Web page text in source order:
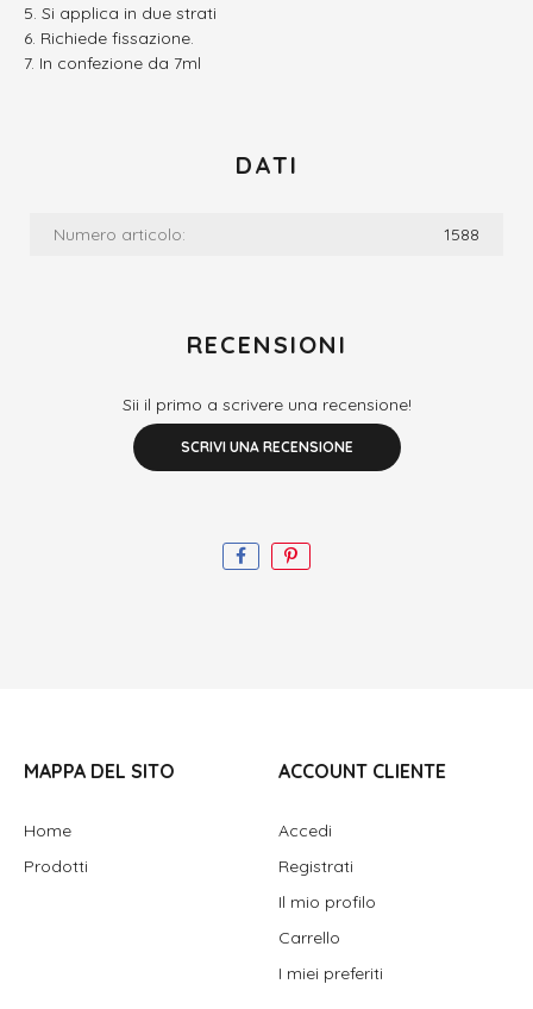
Si applica in due strati
Richiede fissazione.
In confezione da 7ml
DATI
Numero articolo: 1588
RECENSIONI
Sii il primo a scrivere una recensione!
SCRIVI UNA RECENSIONE
MAPPA DEL SITO
Home
Prodotti
ACCOUNT CLIENTE
Accedi
Registrati
Il mio profilo
Carrello
I miei preferiti